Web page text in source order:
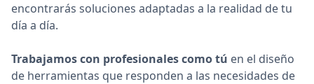
encontrarás soluciones adaptadas a la realidad de tu
día a día.
Trabajamos con profesionales como tú en el diseño
de herramientas que responden a las necesidades de